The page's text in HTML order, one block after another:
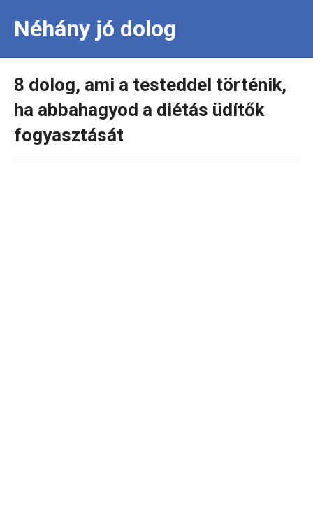
Néhány jó dolog
8 dolog, ami a testeddel történik,
ha abbahagyod a diétás üdítők
fogyasztását